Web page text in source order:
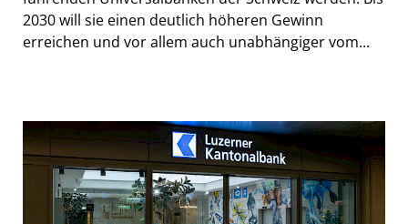
2030 will sie einen deutlich höheren Gewinn
erreichen und vor allem auch unabhängiger vom...